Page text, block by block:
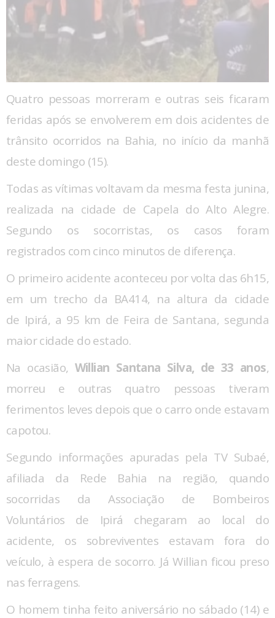
Quatro pessoas morreram e outras seis ficaram
feridas após se envolverem em dois acidentes de
trânsito ocorridos na Bahia, no início da manhã
deste domingo (15).
Todas as vítimas voltavam da mesma festa junina,
realizada na cidade de Capela do Alto Alegre.
Segundo os socorristas, os casos foram
registrados com cinco minutos de diferença.
O primeiro acidente aconteceu por volta das 6h15,
em um trecho da BA414, na altura da cidade
de Ipirá, a 95 km de Feira de Santana, segunda
maior cidade do estado.
Na ocasião, Willian Santana Silva, de 33 anos,
morreu e outras quatro pessoas tiveram
ferimentos leves depois que o carro onde estavam
capotou.
Segundo informações apuradas pela TV Subaé,
afiliada da Rede Bahia na região, quando
socorridas da Associação de Bombeiros
Voluntários de Ipirá chegaram ao local do
acidente, os sobreviventes estavam fora do
veículo, à espera de socorro. Já Willian ficou preso
nas ferragens.
O homem tinha feito aniversário no sábado (14) e